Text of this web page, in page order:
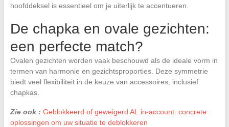
hoofddeksel is essentieel om je uiterlijk te accentueren.
De chapka en ovale gezichten:
een perfecte match?
Ovalen gezichten worden vaak beschouwd als de ideale vorm in
termen van harmonie en gezichtsproporties. Deze symmetrie
biedt veel flexibiliteit in de keuze van accessoires, inclusief
chapkas.
Zie ook : Geblokkeerd of geweigerd AL.in-account: concrete
oplossingen om uw situatie te deblokkeren